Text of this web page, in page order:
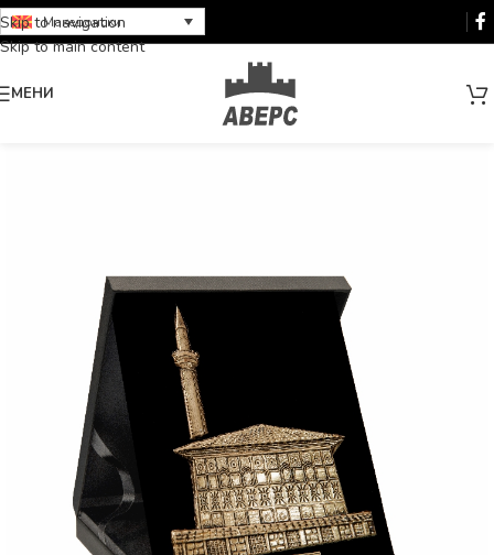
Skip to navigation
Skip to main content
Македонски
МЕНИ